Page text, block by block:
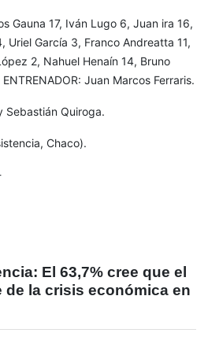
Gauna 17, Iván Lugo 6, Juan ira 16,
Uriel García 3, Franco Andreatta 11,
2, Nahuel Henaín 14, Bruno
Juan Marcos Ferraris.
Sebastián Quiroga.
Chaco).
El 63,7% cree que el
la crisis económica en